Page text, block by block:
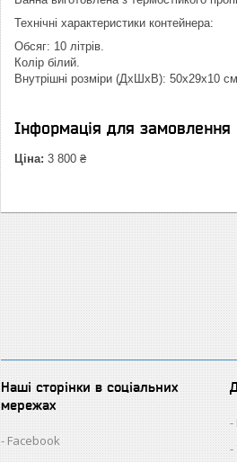
Технічні характеристики контейнера:
Обсяг: 10 літрів.
Колір білий.
Внутрішні розміри (ДxШxВ): 50х29х10
Інформація для замовлення
Ціна: 3 800 ₴
Наші сторінки в соціальних
мережах
Facebook